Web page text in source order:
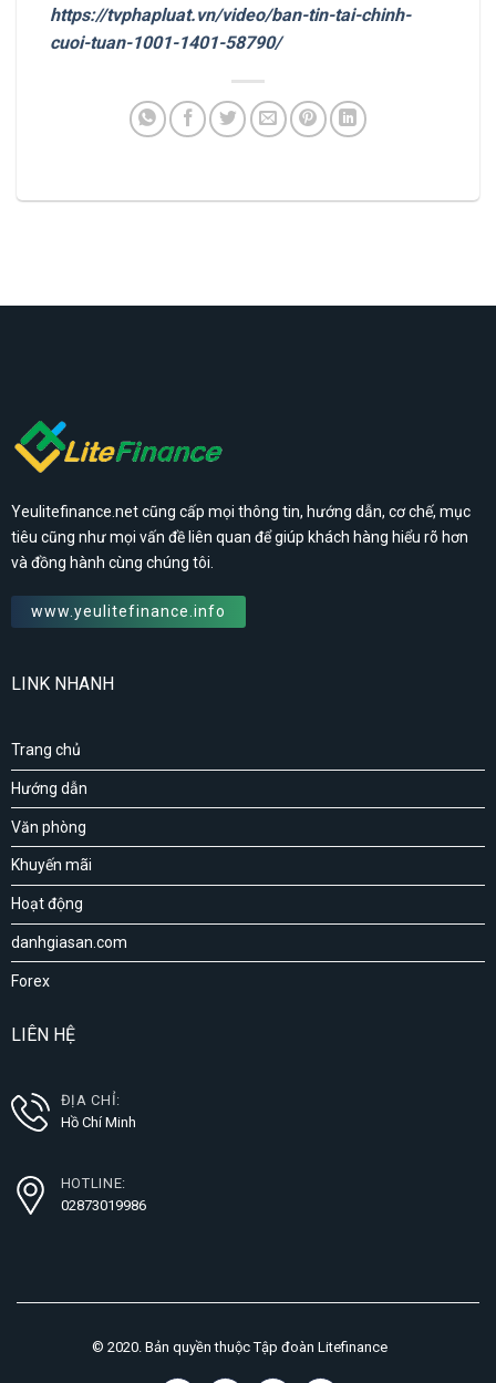
https://tvphapluat.vn/video/ban-tin-tai-chinh-
cuoi-tuan-1001-1401-58790/
Yeulitefinance.net cũng cấp mọi thông tin, hướng dẫn, cơ chế, mục
tiêu cũng như mọi vấn đề liên quan để giúp khách hàng hiểu rõ hơn
và đồng hành cùng chúng tôi.
www.yeulitefinance.info
LINK NHANH
Trang chủ
Hướng dẫn
Văn phòng
Khuyến mãi
Hoạt động
danhgiasan.com
Forex
LIÊN HỆ
ĐỊA CHỈ:
Hồ Chí Minh
HOTLINE:
02873019986
© 2020. Bản quyền thuộc Tập đoàn Litefinance